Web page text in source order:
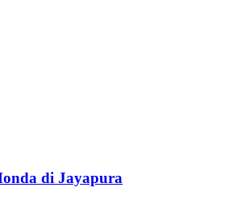
di Jayapura